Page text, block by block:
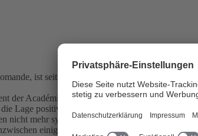
ist seit 1959 Mitglied der SUISA.
der Académie Romande
Lage positiv. Die Kultur- und
nicht mehr systematisch mit jenen aus Paris
einig.